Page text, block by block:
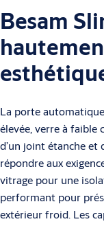
Besam
La porte
élevée, verre à faible
d’un joint étanche et
répondre aux
vitrage pour une
performant pour
extérieur froid. Les